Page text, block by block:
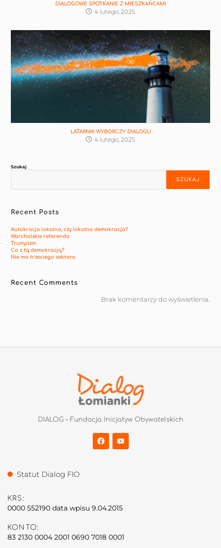
DIALOGOWE SPOTKANIE Z MIESZKAŃCAMI
4 lutego, 2025
LATARNIK WYBORCZY DIALOGU
4 lutego, 2025
Szukaj
SZUKAJ
Recent Posts
Autokracja lokalna, czy lokalna demokracja?
Warcholskie referenda
Trumpizm
Co z tą demokracją?
Nie ma trzeciego sektora
Recent Comments
Brak komentarzy do wyświetlenia.
DIALOG – Fundacja Inicjatyw Obywatelskich
Statut Dialog FIO
KRS:
0000 552190 data wpisu 9.04.2015
KONTO:
83 2130 0004 2001 0690 7018 0001